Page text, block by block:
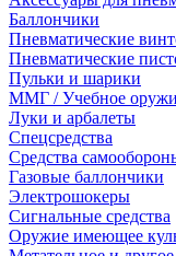
Баллончики
Пневматические
Пневматические
Пульки и шарики
ММГ / Учебное
Луки и арбалеты
Спецсредства
Средства
Газовые баллончики
Электрошокеры
Сигнальные средства
Оружие имеющее